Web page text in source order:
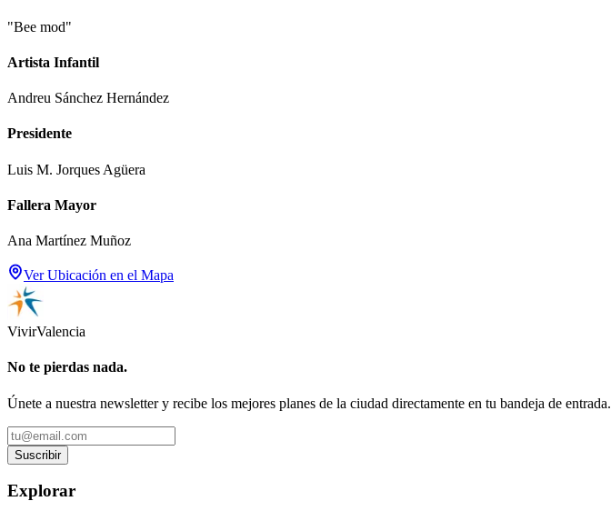
"Bee mod"
Artista Infantil
Andreu Sánchez Hernández
Presidente
Luis M. Jorques Agüera
Fallera Mayor
Ana Martínez Muñoz
Ver Ubicación en el Mapa
VivirValencia
No te pierdas nada.
Únete a nuestra newsletter y recibe los mejores planes de la ciudad directamente en tu bandeja de entrada.
Suscribir
Explorar